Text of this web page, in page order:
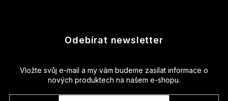
Odebírat newsletter
Vložte svůj e-mail a my vám budeme zasílat informace o
nových produktech na našem e-shopu.